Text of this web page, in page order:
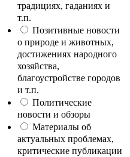
традициях, гаданиях и
т.п.
Позитивные новости
о природе и животных,
достижениях народного
хозяйства,
благоустройстве городов
и т.п.
Политические
новости и обзоры
Материалы об
актуальных проблемах,
критические публикации